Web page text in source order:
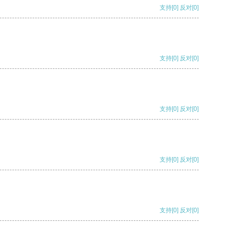
支持[0] 反对[0]
支持[0] 反对[0]
支持[0] 反对[0]
支持[0] 反对[0]
支持[0] 反对[0]